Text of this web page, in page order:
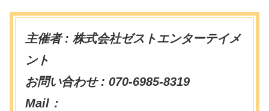
主催者 : 株式会社ゼストエンターテイメ
ント
お問い合わせ : 070-6985-8319
Mail：